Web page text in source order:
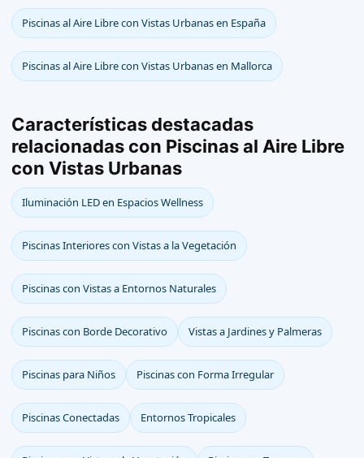
Piscinas al Aire Libre con Vistas Urbanas en España
Piscinas al Aire Libre con Vistas Urbanas en Mallorca
Características destacadas
relacionadas con Piscinas al Aire Libre
con Vistas Urbanas
Iluminación LED en Espacios Wellness
Piscinas Interiores con Vistas a la Vegetación
Piscinas con Vistas a Entornos Naturales
Piscinas con Borde Decorativo Vistas a Jardines y Palmeras
Piscinas para Niños Piscinas con Forma Irregular
Piscinas Conectadas Entornos Tropicales